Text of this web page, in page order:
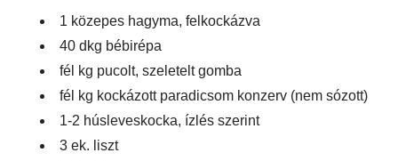
1 közepes hagyma, felkockázva
40 dkg bébirépa
fél kg pucolt, szeletelt gomba
fél kg kockázott paradicsom konzerv (nem sózott)
1-2 húsleveskocka, ízlés szerint
3 ek. liszt